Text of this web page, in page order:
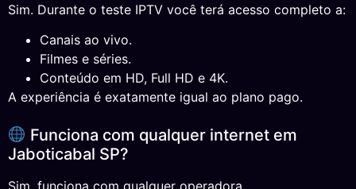
Sim. Durante o teste IPTV você terá acesso completo a:
Canais ao vivo.
Filmes e séries.
Conteúdo em HD, Full HD e 4K.
A experiência é exatamente igual ao plano pago.
Funciona com qualquer internet em
Jaboticabal SP?
Sim, funciona com qualquer operadora.